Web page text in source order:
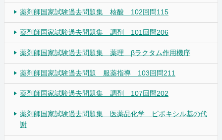
薬剤師国家試験過去問題集 核酸 102回問115
薬剤師国家試験過去問題集 調剤 101回問206
薬剤師国家試験過去問題集 薬理 βラクタム作用機序
薬剤師国家試験過去問題 服薬指導 103回問211
薬剤師国家試験過去問題集 調剤 107回問202
薬剤師国家試験過去問題集 医薬品化学 ピボキシル基の代
謝